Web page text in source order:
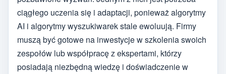
ciągłego uczenia się i adaptacji, ponieważ algorytmy
AI i algorytmy wyszukiwarek stale ewoluują. Firmy
muszą być gotowe na inwestycje w szkolenia swoich
zespołów lub współpracę z ekspertami, którzy
posiadają niezbędną wiedzę i doświadczenie w